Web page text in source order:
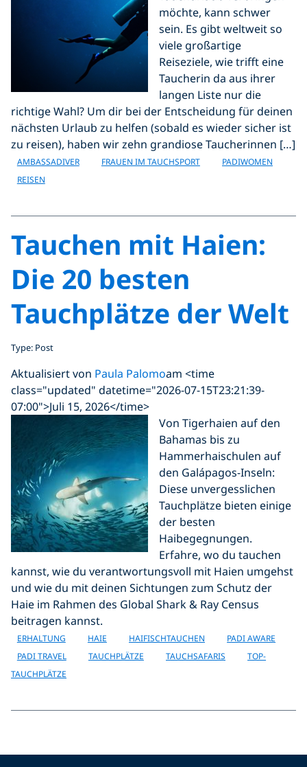
möchte, kann schwer
sein. Es gibt weltweit so
viele großartige
Reiseziele, wie trifft eine
Taucherin da aus ihrer
langen Liste nur die
richtige Wahl? Um dir bei der Entscheidung für deinen
nächsten Urlaub zu helfen (sobald es wieder sicher ist
zu reisen), haben wir zehn grandiose Taucherinnen […]
AMBASSADIVER FRAUEN IM TAUCHSPORT
PADIWOMEN
REISEN
Tauchen mit Haien:
Die 20 besten
Tauchplätze der Welt
Type: Post
Aktualisiert von Paula Palomoam <time
class="updated" datetime="2026-07-15T23:21:39-
07:00">Juli 15, 2026</time>
Von Tigerhaien auf den
Bahamas bis zu
Hammerhaischulen auf
den Galápagos-Inseln:
Diese unvergesslichen
Tauchplätze bieten einige
der besten
Haibegegnungen.
Erfahre, wo du tauchen
kannst, wie du verantwortungsvoll mit Haien umgehst
und wie du mit deinen Sichtungen zum Schutz der
Haie im Rahmen des Global Shark & Ray Census
beitragen kannst.
ERHALTUNG HAIE HAIFISCHTAUCHEN
PADI AWARE
PADI TRAVEL
TAUCHPLÄTZE TAUCHSAFARIS
TOP-
TAUCHPLÄTZE